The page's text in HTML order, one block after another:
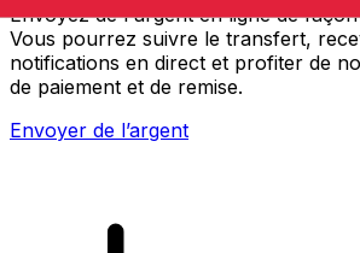
Envoyez de l'argent en ligne de
Vous pourrez suivre le transfert,
notifications en direct et profiter de
de paiement et de remise.
Envoyer de l’argent